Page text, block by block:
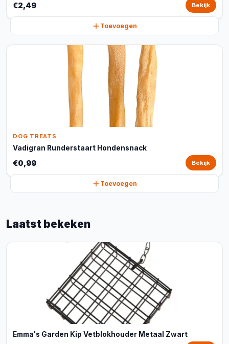
€2,49 Bekijk
Toevoegen
DOG TREATS
Vadigran Runderstaart Hondensnack
€0,99 Bekijk
Toevoegen
Laatst bekeken
Emma's Garden Kip Vetblokhouder Metaal Zwart